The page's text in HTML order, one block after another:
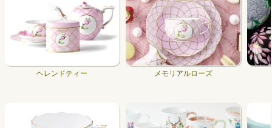
ヘレンドティー メモリアルローズ